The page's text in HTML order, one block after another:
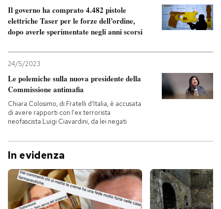
Il governo ha comprato 4.482 pistole
elettriche Taser per le forze dell’ordine,
dopo averle sperimentate negli anni scorsi
24/5/2023
Le polemiche sulla nuova presidente della
Commissione antimafia
Chiara Colosimo, di Fratelli d'Italia, è accusata
di avere rapporti con l'ex terrorista
neofascista Luigi Ciavardini, da lei negati
In evidenza